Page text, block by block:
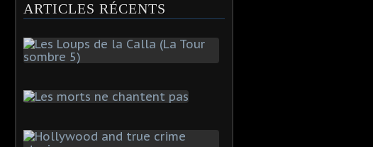
ARTICLES RÉCENTS